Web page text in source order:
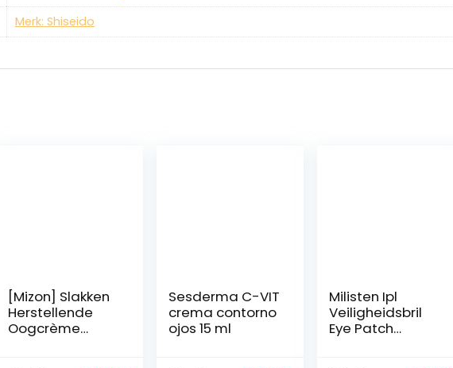
Merk: Shiseido
[Mizon] Slakken
Herstellende
Oogcrème
Sesderma C-VIT
crema contorno
ojos 15 ml
Milisten Ipl
Veiligheidsbril
Eye Patch